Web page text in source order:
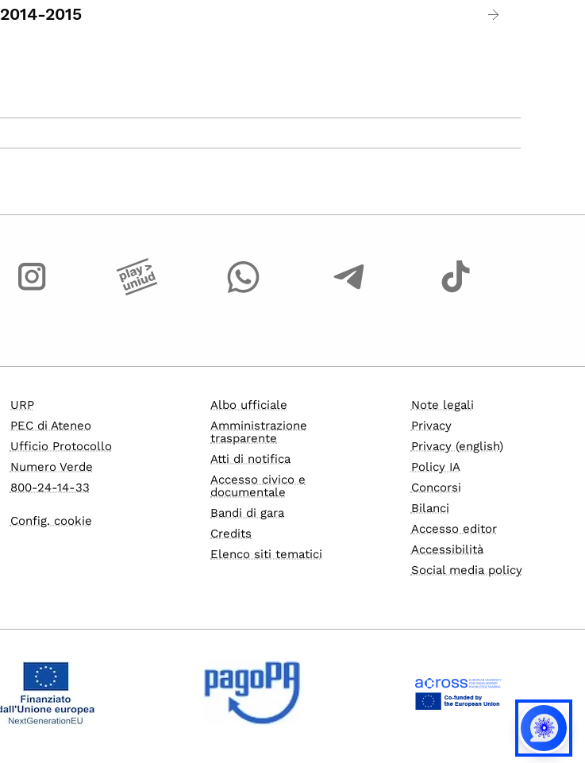
2015
URP
PEC di Ateneo
Ufficio Protocollo
Numero Verde
800-24-14-33
Config. cookie
Albo ufficiale
Amministrazione
trasparente
Atti di notifica
Accesso civico e
documentale
Bandi di gara
Credits
Elenco siti tematici
Note legali
Privacy
Privacy (english)
Policy IA
Concorsi
Bilanci
Accesso editor
Accessibilità
Social media policy